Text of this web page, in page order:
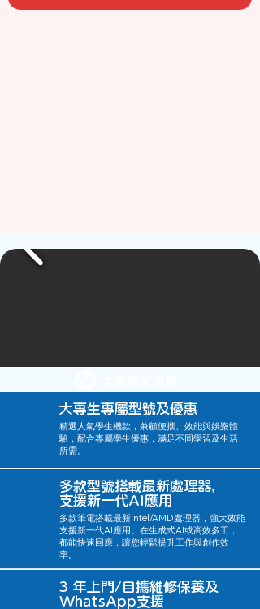
大專生專屬型號及優惠
精選人氣學生機款，兼顧便攜、效能與娛樂體
驗，配合專屬學生優惠，滿足不同學習及生活
所需。
多款型號搭載最新處理器，
支援新一代AI應用
多款筆電搭載最新Intel/AMD處理器，強大效能
支援新一代AI應用。在生成式AI或高效多工，
都能快速回應，讓您輕鬆提升工作與創作效
率。
3 年上門/自攜維修保養及
WhatsApp支援